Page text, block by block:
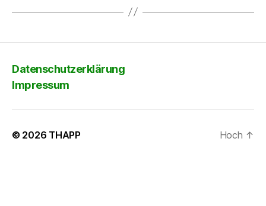
Datenschutzerklärung
Impressum
© 2026 THAPP Hoch ↑